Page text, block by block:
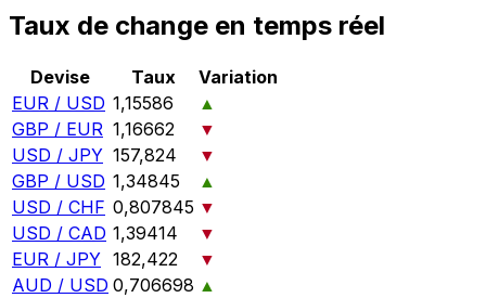
Taux de change en temps réel
Devise Taux
Variation
EUR / USD 1,15586
▲
GBP / EUR 1,16662
▼
USD / JPY 157,824
▼
GBP / USD 1,34845
▲
USD / CHF 0,807845 ▼
USD / CAD 1,39414
▼
EUR / JPY 182,422
▼
AUD / USD 0,706698 ▲